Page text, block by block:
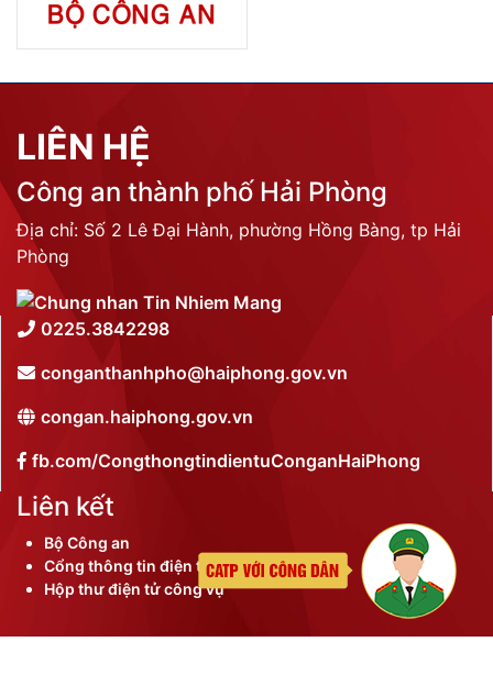
LIÊN HỆ
Công an thành phố Hải Phòng
Địa chỉ: Số 2 Lê Đại Hành, phường Hồng Bàng, tp Hải
Phòng
0225.3842298
conganthanhpho@haiphong.gov.vn
congan.haiphong.gov.vn
fb.com/CongthongtindientuConganHaiPhong
Liên kết
Bộ Công an
Cổng thông tin điện tử thành phố
Hộp thư điện tử công vụ